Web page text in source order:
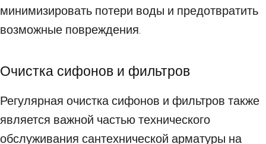
минимизировать потери воды и предотвратить
возможные повреждения.
Очистка сифонов и фильтров
Регулярная очистка сифонов и фильтров также
является важной частью технического
обслуживания сантехнической арматуры на